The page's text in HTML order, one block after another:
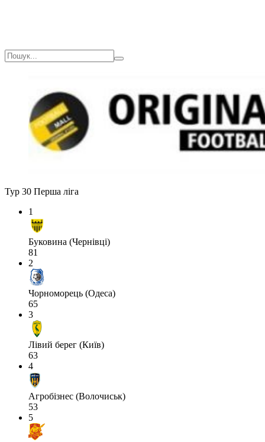
Тур 30 Перша ліга
1
Буковина (Чернівці)
81
2
Чорноморець (Одеса)
65
3
Лівий берег (Київ)
63
4
Агробізнес (Волочиськ)
53
5